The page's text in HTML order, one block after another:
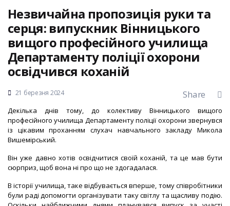
Незвичайна пропозиція руки та
серця: випускник Вінницького
вищого професійного училища
Департаменту поліції охорони
освідчився коханій
21 березня 2024 Share
Декілька днів тому, до колективу Вінницького вищого
професійного училища Департаменту поліції охорони звернувся
із цікавим проханням слухач навчального закладу Микола
Вишемірський.
Він уже давно хотів освідчитися своїй коханій, та це мав бути
сюрприз, щоб вона ні про що не здогадалася.
В історії училища, таке відбувається вперше, тому співробітники
були раді допомогти організувати таку світлу та щасливу подію.